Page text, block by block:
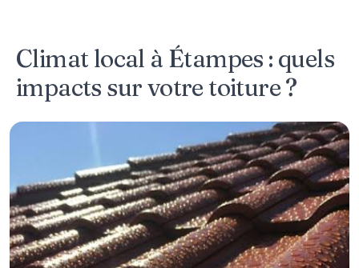
Climat local à Étampes : quels
impacts sur votre toiture ?